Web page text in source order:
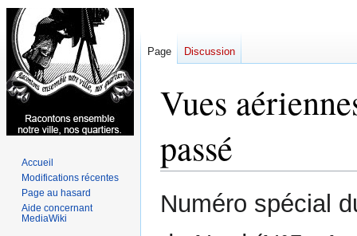
Vues
passé
Aller
à
Aller
àNuméro spécial
Page Discussion
Accueil
Modifications récentes
Page au hasard
Aide concernant
MediaWiki